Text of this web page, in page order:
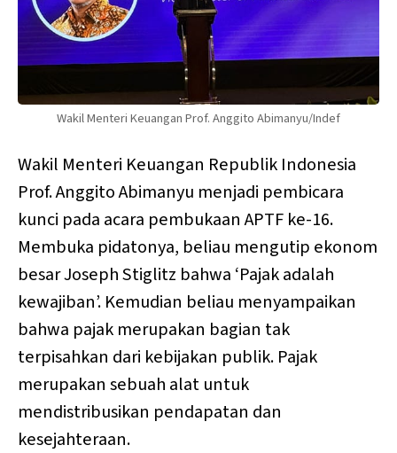
Wakil Menteri Keuangan Prof. Anggito Abimanyu/Indef
Wakil Menteri Keuangan Republik Indonesia
Prof. Anggito Abimanyu menjadi pembicara
kunci pada acara pembukaan APTF ke-16.
Membuka pidatonya, beliau mengutip ekonom
besar Joseph Stiglitz bahwa ‘Pajak adalah
kewajiban’. Kemudian beliau menyampaikan
bahwa pajak merupakan bagian tak
terpisahkan dari kebijakan publik. Pajak
merupakan sebuah alat untuk
mendistribusikan pendapatan dan
kesejahteraan.